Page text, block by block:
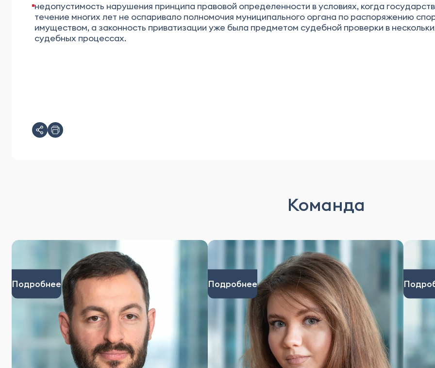
недопустимость нарушения принципа правовой определенности в условиях, когда
течение многих лет не оспаривало полномочия муниципального органа по распоряжению
имуществом, а законность приватизации уже была предметом судебной проверки в
судебных процессах.
Команда
Подробнее Подробнее